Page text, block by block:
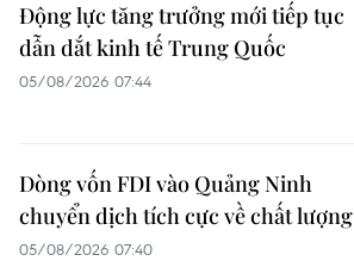
Động lực tăng trưởng mới tiếp tục
dẫn dắt kinh tế Trung Quốc
05/08/2026 07:44
Dòng vốn FDI vào Quảng Ninh
chuyển dịch tích cực về chất lượng
05/08/2026 07:40